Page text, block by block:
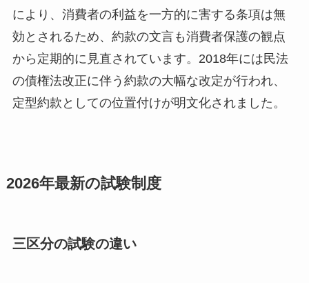
により、消費者の利益を一方的に害する条項は無
効とされるため、約款の文言も消費者保護の観点
から定期的に見直されています。2018年には民法
の債権法改正に伴う約款の大幅な改定が行われ、
定型約款としての位置付けが明文化されました。
2026年最新の試験制度
三区分の試験の違い